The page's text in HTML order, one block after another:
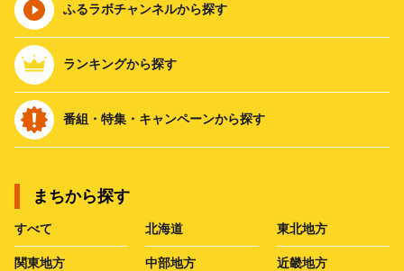
ふるラボチャンネルから探す
ランキングから探す
番組・特集・キャンペーンから探す
まちから探す
すべて 北海道 東北地方
関東地方 中部地方 近畿地方